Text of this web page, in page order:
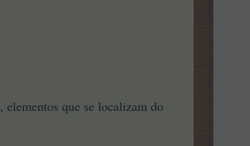
, elementos que se localizam do